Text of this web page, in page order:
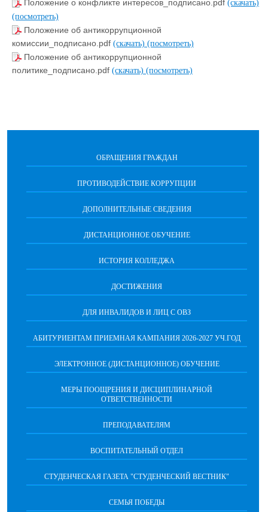
Положение о конфликте интересов_подписано.pdf (скачать)
(посмотреть)
Положение об антикоррупционной
комиссии_подписано.pdf (скачать) (посмотреть)
Положение об антикоррупционной
политике_подписано.pdf (скачать) (посмотреть)
ОБРАЩЕНИЯ ГРАЖДАН
ПРОТИВОДЕЙСТВИЕ КОРРУПЦИИ
ДОПОЛНИТЕЛЬНЫЕ СВЕДЕНИЯ
ДИСТАНЦИОННОЕ ОБУЧЕНИЕ
ИСТОРИЯ КОЛЛЕДЖА
ДОСТИЖЕНИЯ
ДЛЯ ИНВАЛИДОВ И ЛИЦ С ОВЗ
АБИТУРИЕНТАМ ПРИЕМНАЯ КАМПАНИЯ 2026-2027 УЧ.ГОД
ЭЛЕКТРОННОЕ (ДИСТАНЦИОННОЕ) ОБУЧЕНИЕ
МЕРЫ ПООЩРЕНИЯ И ДИСЦИПЛИНАРНОЙ
ОТВЕТСТВЕННОСТИ
ПРЕПОДАВАТЕЛЯМ
ВОСПИТАТЕЛЬНЫЙ ОТДЕЛ
СТУДЕНЧЕСКАЯ ГАЗЕТА "СТУДЕНЧЕСКИЙ ВЕСТНИК"
СЕМЬЯ ПОБЕДЫ